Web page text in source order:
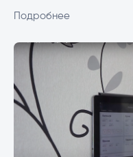
Подробнее